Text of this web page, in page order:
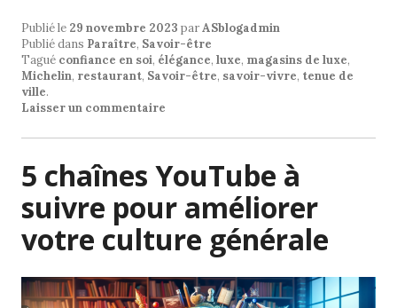
Publié le 29 novembre 2023 parASblogadmin
Publié dans Paraître, Savoir-être
Tagué confiance en soi, élégance, luxe, magasins de luxe,
Michelin, restaurant, Savoir-être, savoir-vivre, tenue de
ville.
Laisser un commentaire
5 chaînes YouTube à
suivre pour améliorer
votre culture générale